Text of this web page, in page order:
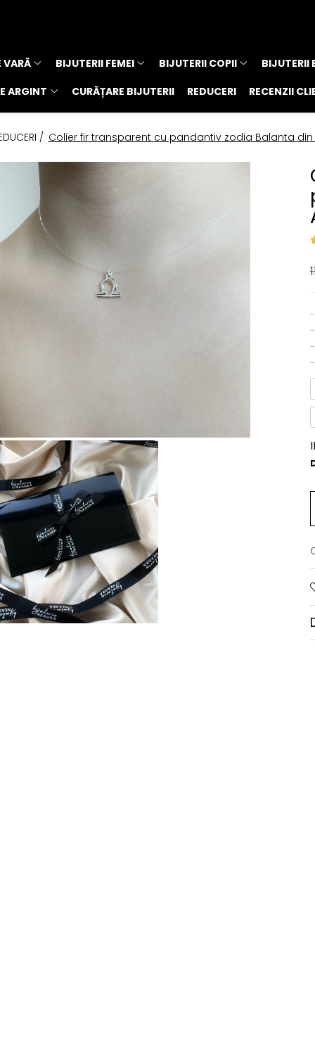
VARĂ BIJUTERII FEMEI BIJUTERII COPII
BIJUTERII
ARGINT
CURĂȚARE BIJUTERII REDUCERI RECENZII
/ Colier fir transparent cu pandantiv zodia Balanta din